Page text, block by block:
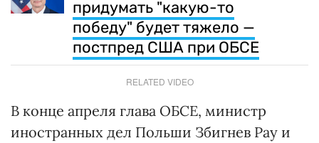
придумать "какую-то
победу" будет тяжело —
постпред США при ОБСЕ
RELATED VIDEO
В конце апреля глава ОБСЕ, министр
иностранных дел Польши Збигнев Рау и